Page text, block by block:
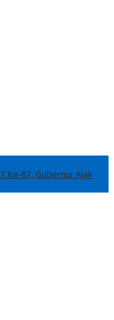
Ke-67, Gubernur Ajak